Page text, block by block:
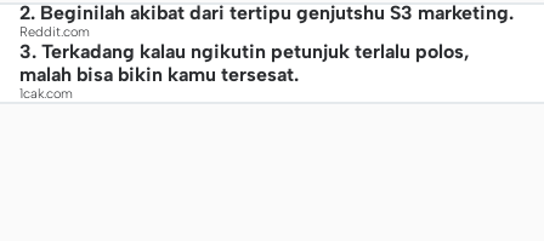
2. Beginilah akibat dari tertipu genjutshu S3 marketing.
Reddit.com
3. Terkadang kalau ngikutin petunjuk terlalu polos,
malah bisa bikin kamu tersesat.
1cak.com